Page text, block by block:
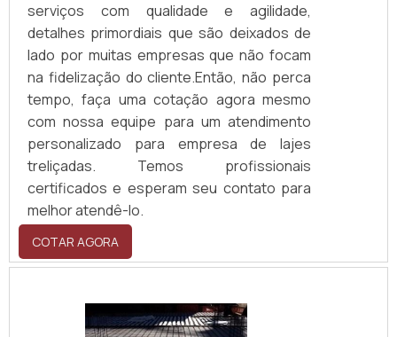
serviços com qualidade e agilidade,
detalhes primordiais que são deixados de
lado por muitas empresas que não focam
na fidelização do cliente.Então, não perca
tempo, faça uma cotação agora mesmo
com nossa equipe para um atendimento
personalizado para empresa de lajes
treliçadas. Temos profissionais
certificados e esperam seu contato para
melhor atendê-lo.
COTAR AGORA